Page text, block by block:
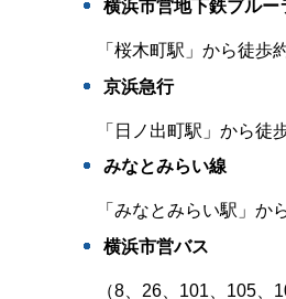
横浜市営地下鉄ブルー
「桜木町駅」から徒歩
京浜急行
「日ノ出町駅」から徒
みなとみらい線
「みなとみらい駅」か
横浜市営バス
（8、26、101、105、